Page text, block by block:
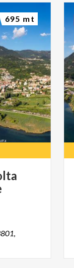
695 mt